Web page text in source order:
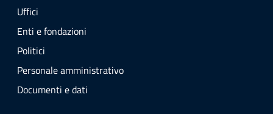
Uffici
Enti e fondazioni
Politici
Personale amministrativo
Documenti e dati